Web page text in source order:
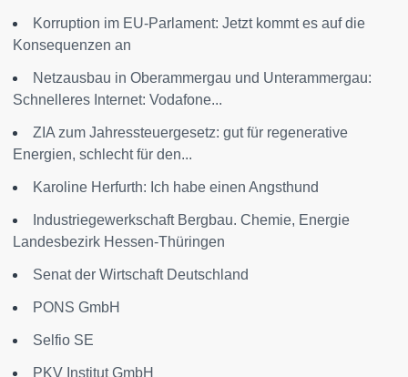
Korruption im EU-Parlament: Jetzt kommt es auf die
Konsequenzen an
Netzausbau in Oberammergau und Unterammergau:
Schnelleres Internet: Vodafone...
ZIA zum Jahressteuergesetz: gut für regenerative
Energien, schlecht für den...
Karoline Herfurth: Ich habe einen Angsthund
Industriegewerkschaft Bergbau. Chemie, Energie
Landesbezirk Hessen-Thüringen
Senat der Wirtschaft Deutschland
PONS GmbH
Selfio SE
PKV Institut GmbH